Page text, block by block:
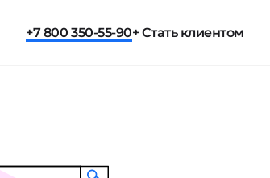
+7 800 350-55-90+ Стать клиентом